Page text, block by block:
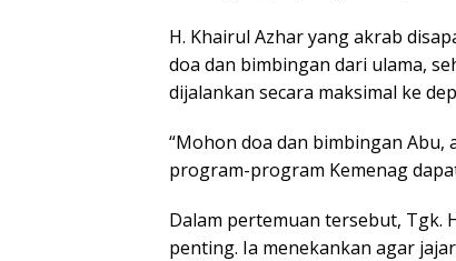
H. Khairul Azhar yang akrab
doa dan bimbingan dari ulama,
dijalankan secara maksimal ke
“Mohon doa dan bimbingan Abu,
program-program Kemenag
Dalam pertemuan tersebut, Tgk.
penting. Ia menekankan agar